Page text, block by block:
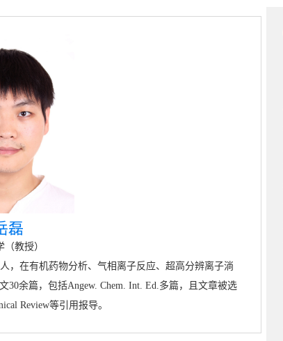
磊
教授）
，在有机药物分析、气相离子反应、超高分辨离子淌
余篇，包括Angew. Chem. Int. Ed.多篇，且文章被选
Review等引用报导。